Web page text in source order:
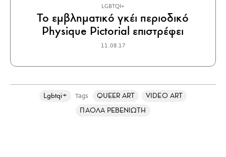
LGBTQI+
Το εμβληματικό γκέι περιοδικό
Physique Pictorial επιστρέφει
11.08.17
Lgbtqi+ Tags QUEER ART
VIDEO ART
ΠΑΟΛΑ ΡΕΒΕΝΙΩΤΗ